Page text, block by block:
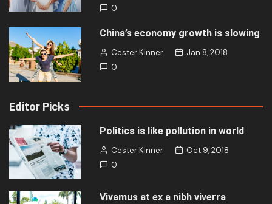
0
China’s economy growth is slowing
Cester Kinner
Jan 8, 2018
0
Editor Picks
Politics is like pollution in world
Cester Kinner
Oct 9, 2018
0
Vivamus at ex a nibh viverra